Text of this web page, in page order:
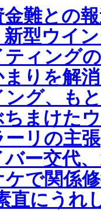
難との
型ウイ
ィング
りを解消
グ、も
まけた
リの主張
ー交代
で関係
直にうれ